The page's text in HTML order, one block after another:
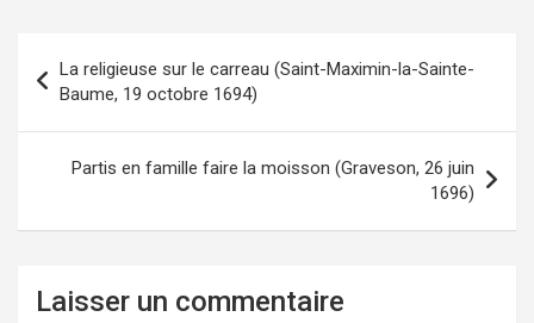
Navigation
l’article
La religieuse sur le carreau (Saint-Maximin-la-Sainte-
Baume, 19 octobre 1694)
Partis en famille faire la moisson (Graveson, 26 juin
1696)
Laisser un commentaire